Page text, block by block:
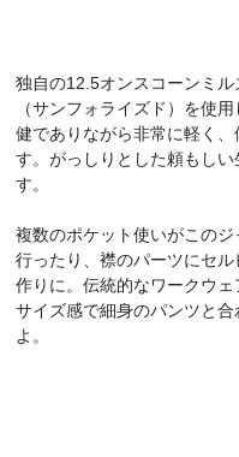
独自の12.5オンスコーンミ
（サンフォライズド）を使
健でありながら非常に軽く
す。がっしりとした頼もし
す。
複数のポケット使いがこの
行ったり、襟のパーツにセ
作りに。伝統的なワークウ
サイズ感で細身のパンツと
よ。